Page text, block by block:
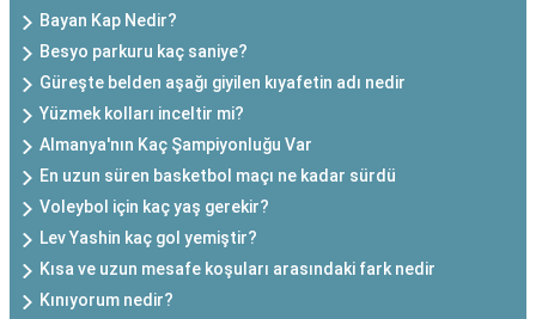
Bayan Kap Nedir?
Besyo parkuru kaç saniye?
Güreşte belden aşağı giyilen kıyafetin adı nedir
Yüzmek kolları inceltir mi?
Almanya'nın Kaç Şampiyonluğu Var
En uzun süren basketbol maçı ne kadar sürdü
Voleybol için kaç yaş gerekir?
Lev Yashin kaç gol yemiştir?
Kısa ve uzun mesafe koşuları arasındaki fark nedir
Kınıyorum nedir?